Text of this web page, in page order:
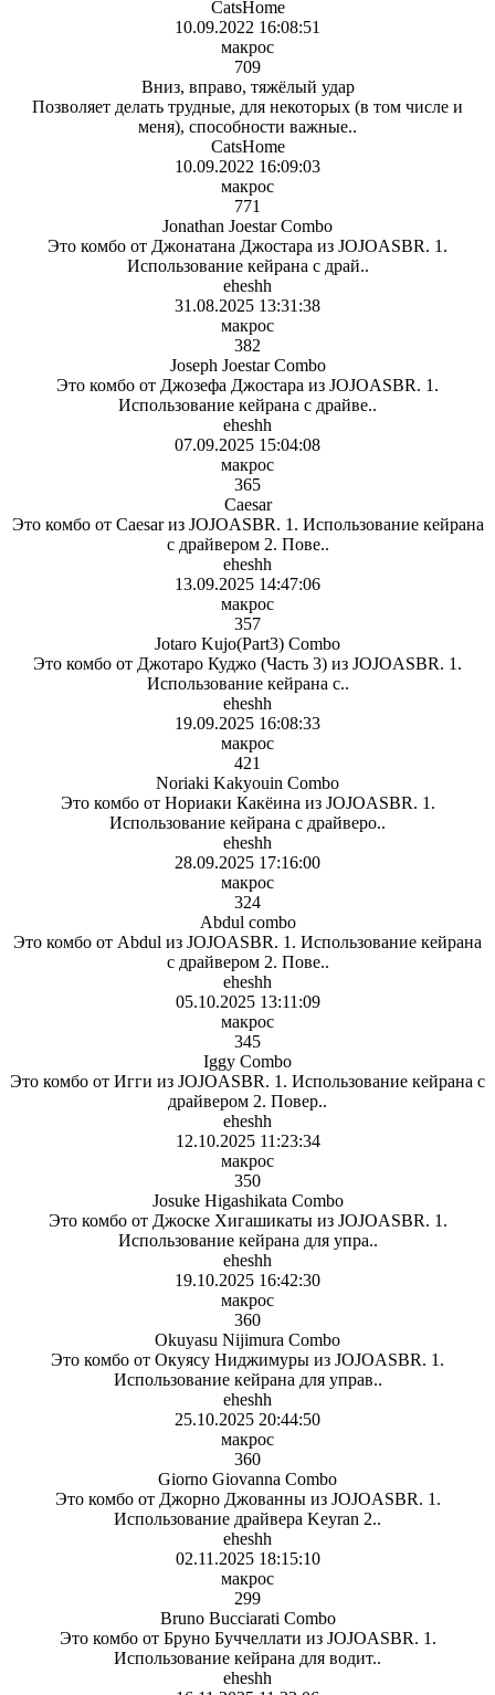
CatsHome
10.09.2022 16:08:51
макрос
709
Вниз, вправо, тяжёлый удар
Позволяет делать трудные, для некоторых (в том числе и
меня), способности важные..
CatsHome
10.09.2022 16:09:03
макрос
771
Jonathan Joestar Combo
Это комбо от Джонатана Джостара из JOJOASBR. 1.
Использование кейрана с драй..
eheshh
31.08.2025 13:31:38
макрос
382
Joseph Joestar Combo
Это комбо от Джозефа Джостара из JOJOASBR. 1.
Использование кейрана с драйве..
eheshh
07.09.2025 15:04:08
макрос
365
Caesar
Это комбо от Caesar из JOJOASBR. 1. Использование кейрана
с драйвером 2. Пове..
eheshh
13.09.2025 14:47:06
макрос
357
Jotaro Kujo(Part3) Combo
Это комбо от Джотаро Куджо (Часть 3) из JOJOASBR. 1.
Использование кейрана с..
eheshh
19.09.2025 16:08:33
макрос
421
Noriaki Kakyouin Combo
Это комбо от Нориаки Какёина из JOJOASBR. 1.
Использование кейрана с драйверо..
eheshh
28.09.2025 17:16:00
макрос
324
Abdul combo
Это комбо от Abdul из JOJOASBR. 1. Использование кейрана
с драйвером 2. Пове..
eheshh
05.10.2025 13:11:09
макрос
345
Iggy Combo
Это комбо от Игги из JOJOASBR. 1. Использование кейрана с
драйвером 2. Повер..
eheshh
12.10.2025 11:23:34
макрос
350
Josuke Higashikata Combo
Это комбо от Джоске Хигашикаты из JOJOASBR. 1.
Использование кейрана для упра..
eheshh
19.10.2025 16:42:30
макрос
360
Okuyasu Nijimura Combo
Это комбо от Окуясу Ниджимуры из JOJOASBR. 1.
Использование кейрана для управ..
eheshh
25.10.2025 20:44:50
макрос
360
Giorno Giovanna Combo
Это комбо от Джорно Джованны из JOJOASBR. 1.
Использование драйвера Keyran 2..
eheshh
02.11.2025 18:15:10
макрос
299
Bruno Bucciarati Combo
Это комбо от Бруно Буччеллати из JOJOASBR. 1.
Использование кейрана для водит..
eheshh